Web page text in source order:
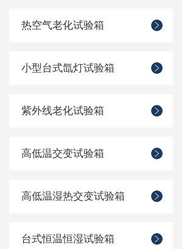
热空气老化试验箱
小型台式氙灯试验箱
紫外线老化试验箱
高低温交变试验箱
高低温湿热交变试验箱
台式恒温恒湿试验箱